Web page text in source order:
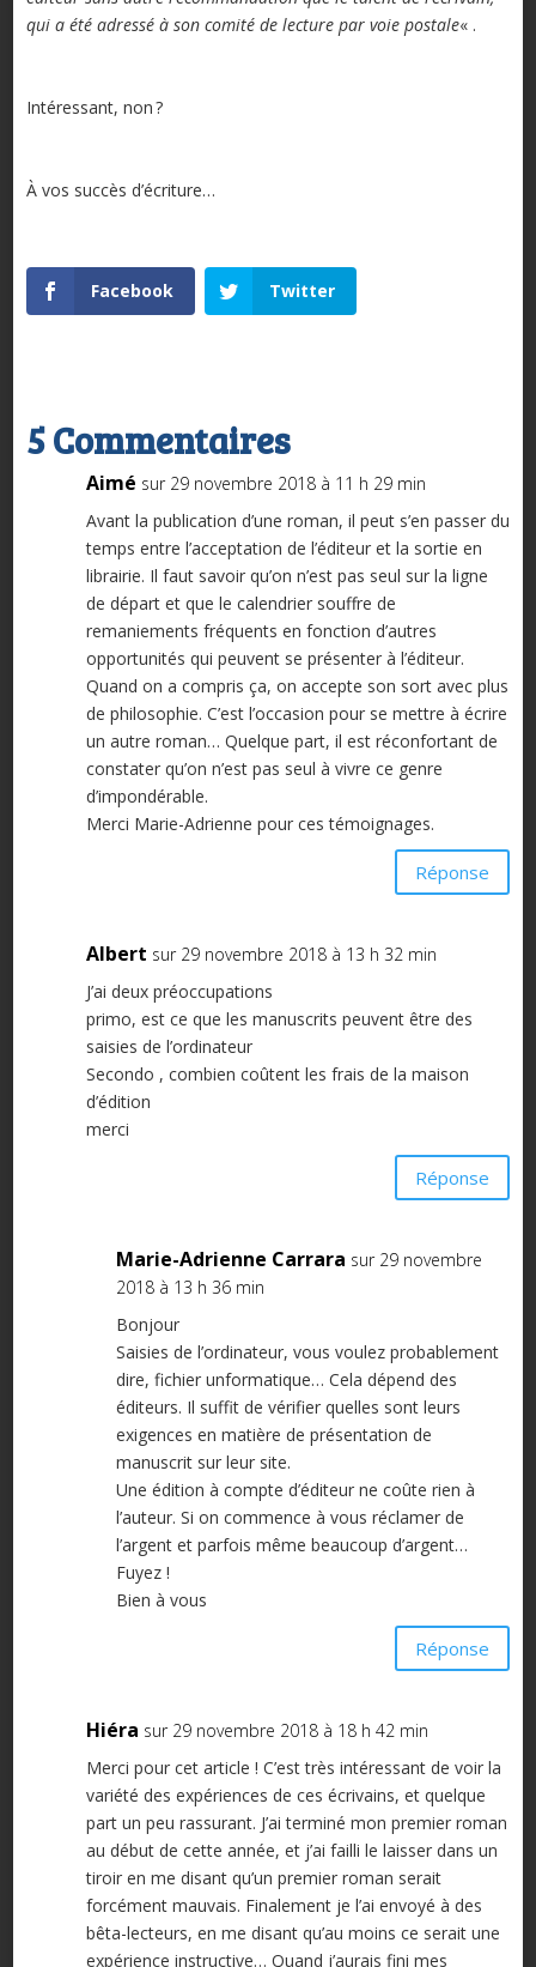
qui a été adressé à son comité de lecture par voie postale« .
Intéressant, non ?
À vos succès d’écriture…
Facebook Twitter
5 Commentaires
Aimé sur 29 novembre 2018 à 11 h 29 min
Avant la publication d’une roman, il peut s’en passer du
temps entre l’acceptation de l’éditeur et la sortie en
librairie. Il faut savoir qu’on n’est pas seul sur la ligne
de départ et que le calendrier souffre de
remaniements fréquents en fonction d’autres
opportunités qui peuvent se présenter à l’éditeur.
Quand on a compris ça, on accepte son sort avec plus
de philosophie. C’est l’occasion pour se mettre à écrire
un autre roman… Quelque part, il est réconfortant de
constater qu’on n’est pas seul à vivre ce genre
d’impondérable.
Merci Marie-Adrienne pour ces témoignages.
Réponse
Albert sur 29 novembre 2018 à 13 h 32 min
J’ai deux préoccupations
primo, est ce que les manuscrits peuvent être des
saisies de l’ordinateur
Secondo , combien coûtent les frais de la maison
d’édition
merci
Réponse
Marie-Adrienne Carrara sur 29 novembre
2018 à 13 h 36 min
Bonjour
Saisies de l’ordinateur, vous voulez probablement
dire, fichier unformatique… Cela dépend des
éditeurs. Il suffit de vérifier quelles sont leurs
exigences en matière de présentation de
manuscrit sur leur site.
Une édition à compte d’éditeur ne coûte rien à
l’auteur. Si on commence à vous réclamer de
l’argent et parfois même beaucoup d’argent…
Fuyez !
Bien à vous
Réponse
Hiéra sur 29 novembre 2018 à 18 h 42 min
Merci pour cet article ! C’est très intéressant de voir la
variété des expériences de ces écrivains, et quelque
part un peu rassurant. J’ai terminé mon premier roman
au début de cette année, et j’ai failli le laisser dans un
tiroir en me disant qu’un premier roman serait
forcément mauvais. Finalement je l’ai envoyé à des
bêta-lecteurs, en me disant qu’au moins ce serait une
expérience instructive… Quand j’aurais fini mes